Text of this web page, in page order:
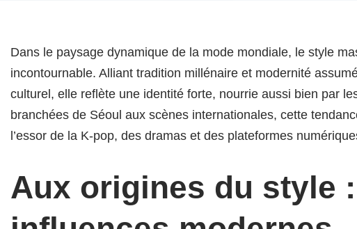
Dans le paysage dynamique de la mode mondiale, le style
incontournable. Alliant tradition millénaire et modernité
culturel, elle reflète une identité forte, nourrie aussi bien par
branchées de Séoul aux scènes internationales, cette
l’essor de la K-pop, des dramas et des plateformes
Aux origines du style